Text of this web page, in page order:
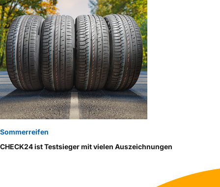
Sommerreifen
CHECK24 ist Testsieger mit vielen Auszeichnungen